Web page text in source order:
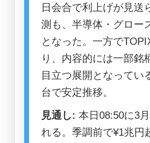
日会合で利上げが見送
測も、半導体・グロー
となった。一方で
り、内容的には一部銘
目立つ展開となってい
台で安定推移。
見通し: 本日08:50に3
れる。季調前で¥1兆円